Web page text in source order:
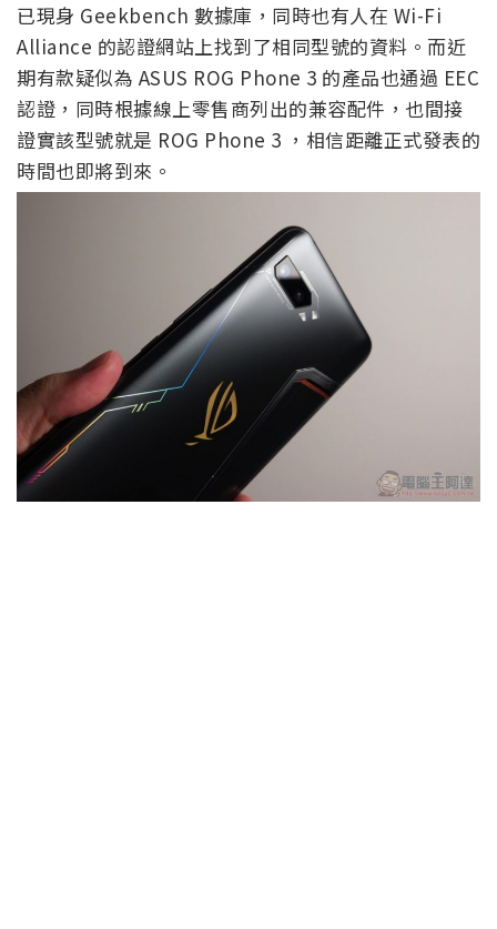
已現身 Geekbench 數據庫，同時也有人在 Wi-Fi
Alliance 的認證網站上找到了相同型號的資料。而近
期有款疑似為 ASUS ROG Phone 3 的產品也通過 EEC
認證，同時根據線上零售商列出的兼容配件，也間接
證實該型號就是 ROG Phone 3 ，相信距離正式發表的
時間也即將到來。